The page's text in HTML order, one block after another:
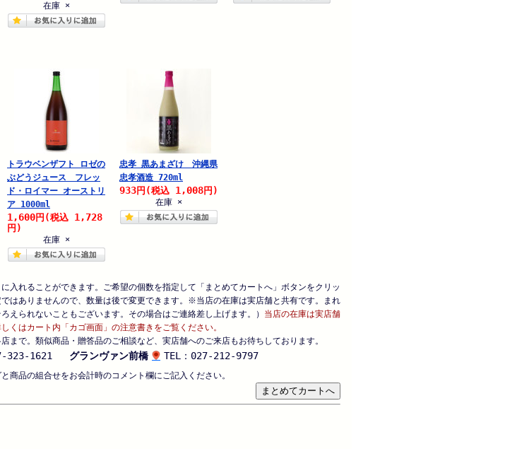
在庫 ×
トラウベンザフト ロゼの
ぶどうジュース フレッ
ド・ロイマー オーストリ
ア 1000ml
1,600円 (税込 1,728
円)
在庫 ×
忠孝 黒あまざけ 沖縄県
忠孝酒造 720ml
933円 (税込 1,008円)
在庫 ×
入れることができます。ご希望の個数を指定して「まとめてカートへ」ボタンをクリッ
はありませんので、数量は後で変更できます。※当店の在庫は実店舗と共有です。まれ
えられないこともございます。その場合はご連絡差し上げます。） 当店の在庫は実店舗
くはカート内「カゴ画面」の注意書きをご覧ください。
まで。類似商品・贈答品のご相談など、実店舗へのご来店もお待ちしております。
323-1621 グランヴァン前橋 TEL：027-212-9797
商品の組合せをお会計時のコメント欄にご記入ください。